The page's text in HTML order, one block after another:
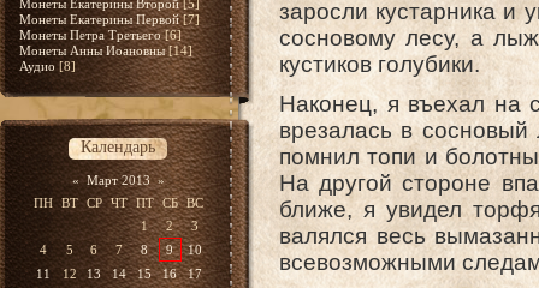
Монеты Екатерины Второй [5]
Монеты Екатерины Первой [7]
Монеты Петра Третьего [6]
Монеты Анны Иоановны [14]
Аудио [8]
Календарь
« Март 2013 »
ПН ВТ СР ЧТ ПТ СБ ВС
1
2
3
4
5 6 7 8 9
10
11
12 13 14 15 16
17
заросли кустарника и
сосновому лесу, а
кустиков голубики.
Наконец, я въехал на
врезалась в
помнил топи и
На другой стороне
ближе, я увидел
валялся весь
всевозможными